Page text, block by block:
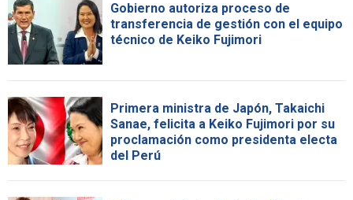
Gobierno autoriza proceso de
transferencia de gestión con el equipo
técnico de Keiko Fujimori
Primera ministra de Japón, Takaichi
Sanae, felicita a Keiko Fujimori por su
proclamación como presidenta electa
del Perú